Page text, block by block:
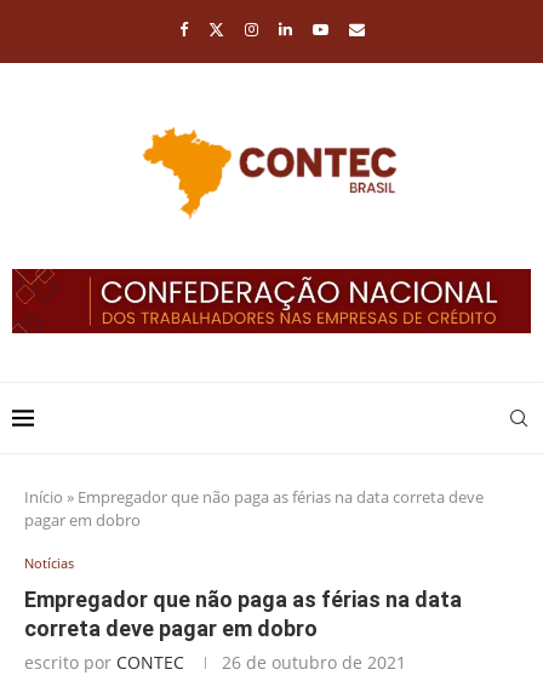
Início » Empregador que não paga as férias na data correta deve
pagar em dobro
Notícias
Empregador que não paga as férias na data
correta deve pagar em dobro
escrito por CONTEC 26 de outubro de 2021